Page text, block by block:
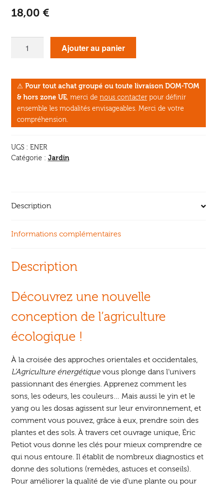
18,00 €
énergétique
pour
du
et
Ajouter au panier
⚠ Pour tout achat groupé ou toute livraison DOM-TOM
& hors zone UE, merci de nous contacterpour définir
ensemble les modalités envisageables. Merci de votre
compréhension.
UGS : ENER
Catégorie : Jardin
Description
Informations complémentaires
Description
Découvrez une nouvelle
conception de l’agriculture
écologique !
À la croisée des approches orientales et occidentales,
L’Agriculture énergétiquevous plonge dans l’univers
passionnant des énergies. Apprenez comment les
sons, les odeurs, les couleurs… Mais aussi le yin et le
yang ou les dosas agissent sur leur environnement, et
comment vous pouvez, grâce à eux, prendre soin des
plantes et des sols. À travers cet ouvrage unique, Éric
Petiot vous donne les clés pour mieux comprendre ce
qui nous entoure. Il établit de nombreux diagnostics et
donne des solutions (remèdes, astuces et conseils).
Pour améliorer la qualité de vie d’une plante ou pour